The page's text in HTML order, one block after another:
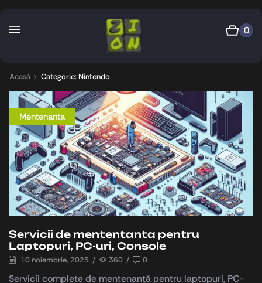
0
Acasă Categorie: Nintendo
Mentenanta
Servicii de mententanta pentru
Laptopuri, PC-uri, Console
10 noiembrie, 2025 / 360 / 0
Servicii complete de mentenanță pentru laptopuri, PC-